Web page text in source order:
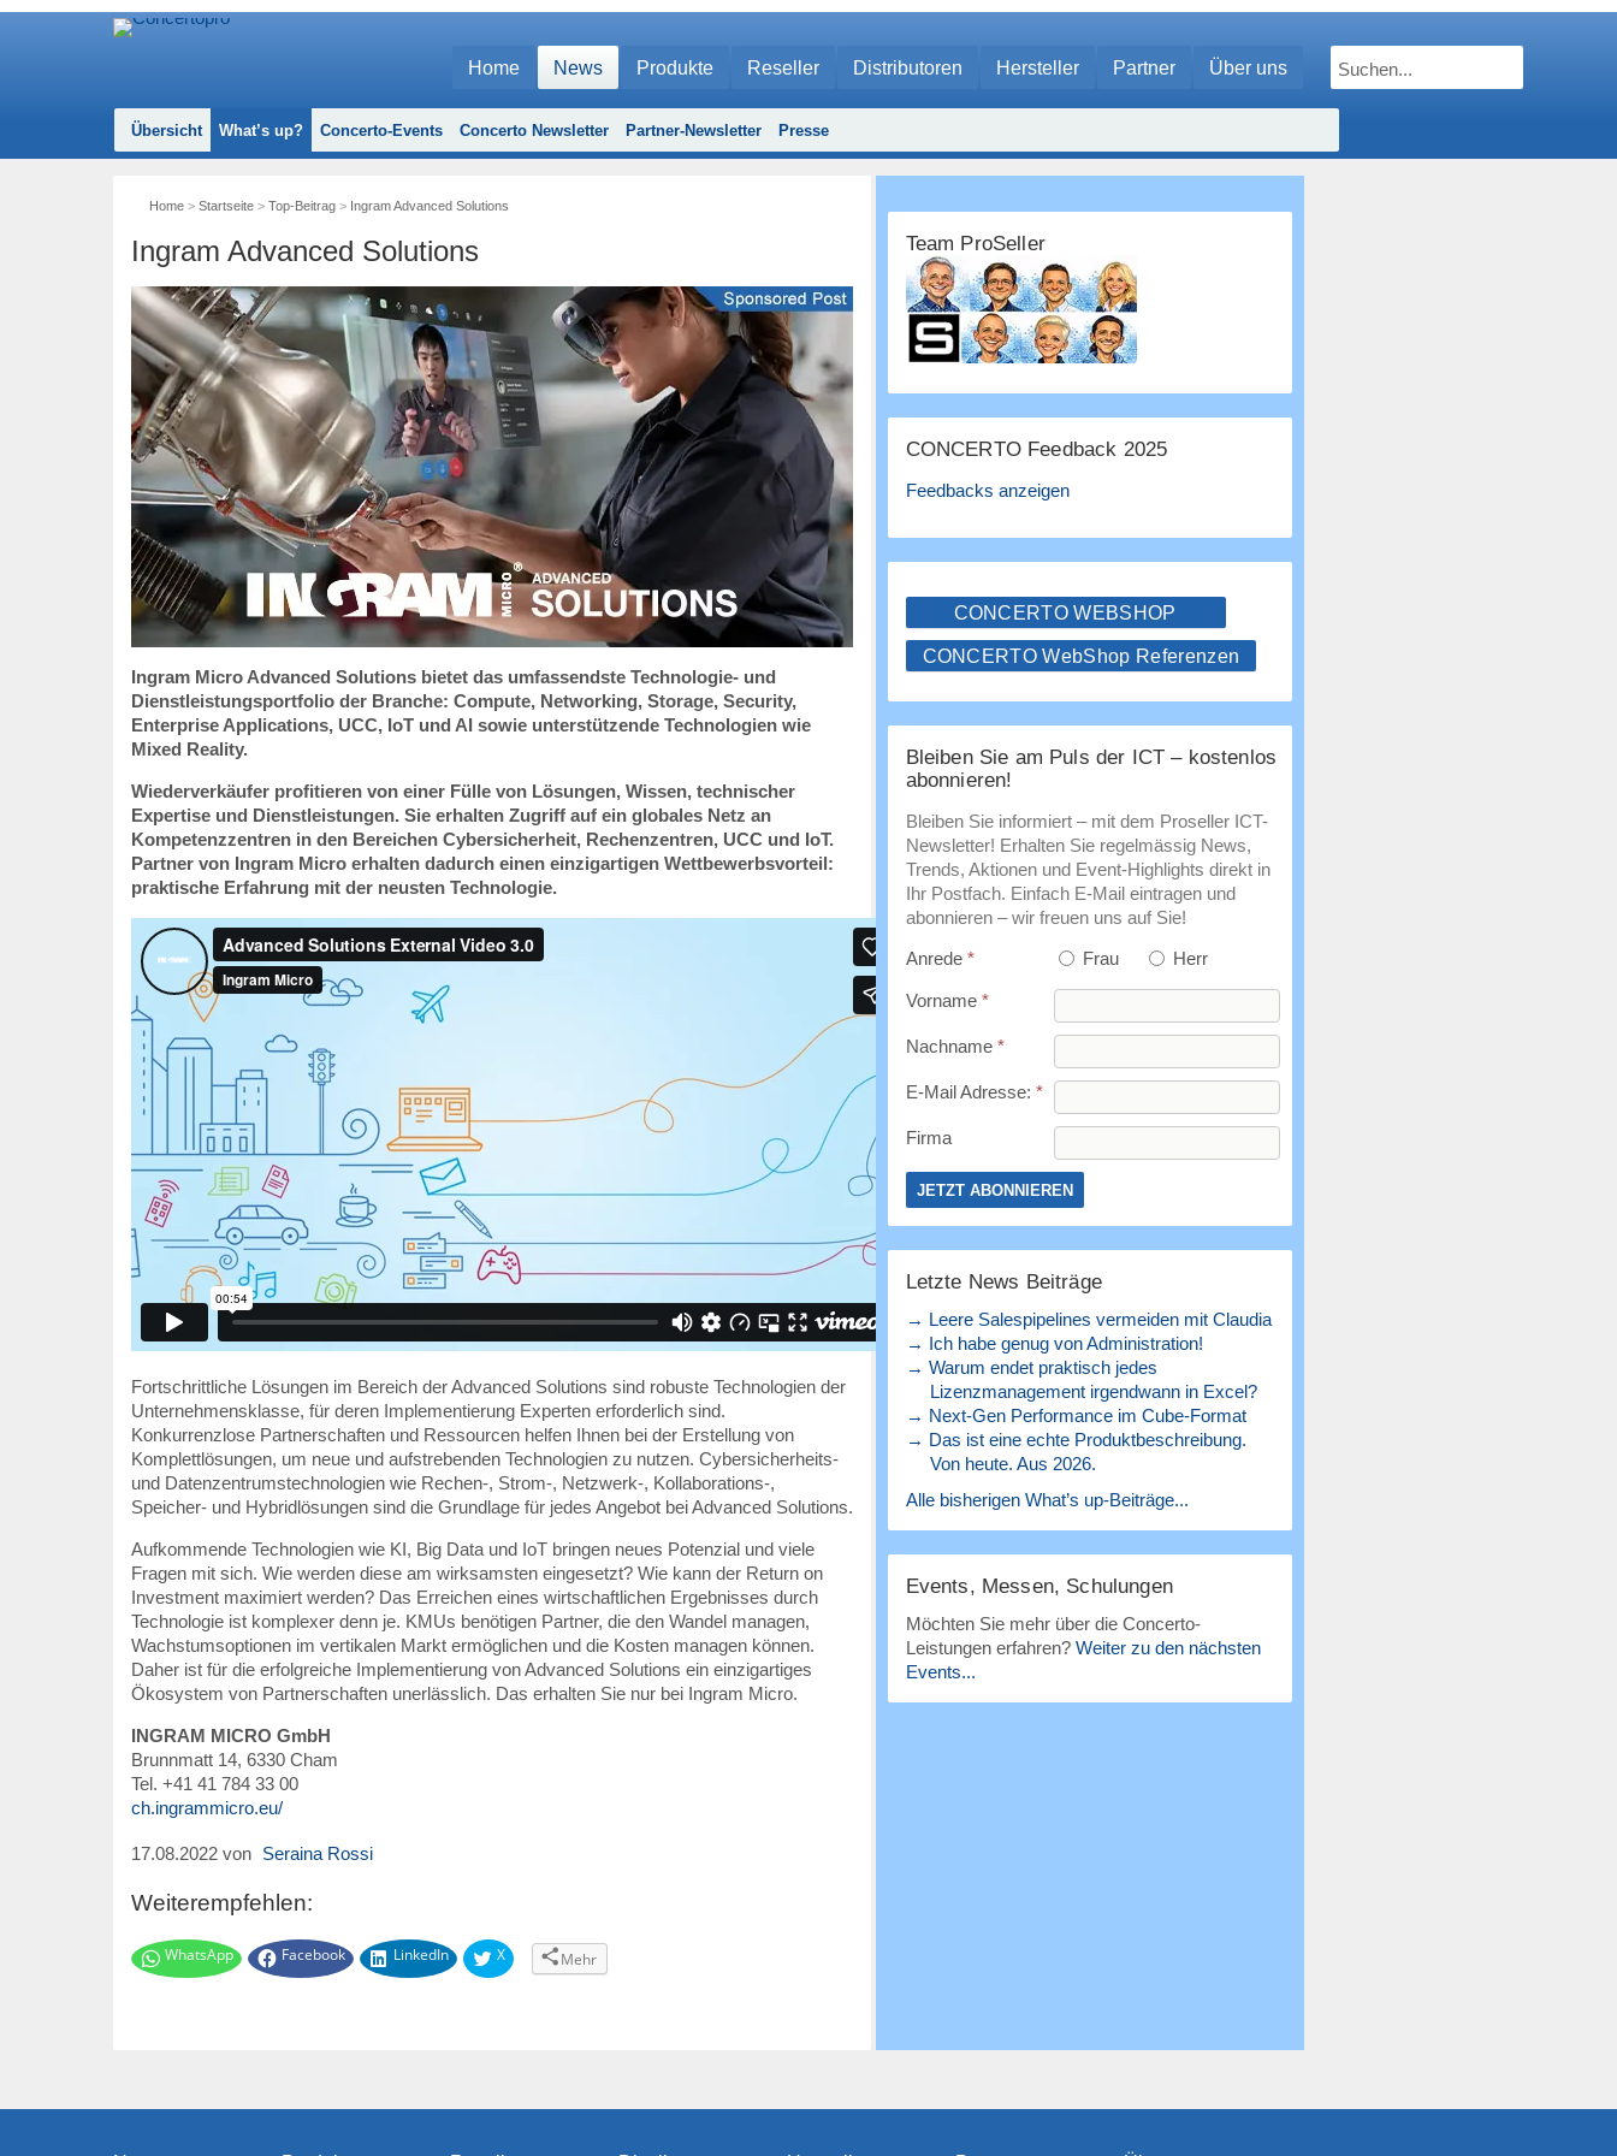
Home News Produkte Reseller Distributoren Hersteller Partner Über uns
Übersicht What’s up? Concerto-Events Concerto Newsletter Partner-Newsletter Presse
Home> Startseite> Top-Beitrag> Ingram Advanced Solutions
Ingram Advanced Solutions
Ingram Micro Advanced Solutions bietet das umfassendste Technologie- und
Dienstleistungsportfolio der Branche: Compute, Networking, Storage, Security,
Enterprise Applications, UCC, IoT und AI sowie unterstützende Technologien wie
Mixed Reality.
Wiederverkäufer profitieren von einer Fülle von Lösungen, Wissen, technischer
Expertise und Dienstleistungen. Sie erhalten Zugriff auf ein globales Netz an
Kompetenzzentren in den Bereichen Cybersicherheit, Rechenzentren, UCC und IoT.
Partner von Ingram Micro erhalten dadurch einen einzigartigen Wettbewerbsvorteil:
praktische Erfahrung mit der neusten Technologie.
Fortschrittliche Lösungen im Bereich der Advanced Solutions sind robuste Technologien der
Unternehmensklasse, für deren Implementierung Experten erforderlich sind.
Konkurrenzlose Partnerschaften und Ressourcen helfen Ihnen bei der Erstellung von
Komplettlösungen, um neue und aufstrebenden Technologien zu nutzen. Cybersicherheits-
und Datenzentrumstechnologien wie Rechen-, Strom-, Netzwerk-, Kollaborations-,
Speicher- und Hybridlösungen sind die Grundlage für jedes Angebot bei Advanced Solutions.
Aufkommende Technologien wie KI, Big Data und IoT bringen neues Potenzial und viele
Fragen mit sich. Wie werden diese am wirksamsten eingesetzt? Wie kann der Return on
Investment maximiert werden? Das Erreichen eines wirtschaftlichen Ergebnisses durch
Technologie ist komplexer denn je. KMUs benötigen Partner, die den Wandel managen,
Wachstumsoptionen im vertikalen Markt ermöglichen und die Kosten managen können.
Daher ist für die erfolgreiche Implementierung von Advanced Solutions ein einzigartiges
Ökosystem von Partnerschaften unerlässlich. Das erhalten Sie nur bei Ingram Micro.
INGRAM MICRO GmbH
Brunnmatt 14, 6330 Cham
Tel. +41 41 784 33 00
ch.ingrammicro.eu/
17.08.2022 von Seraina Rossi
Weiterempfehlen:
WhatsApp Facebook LinkedIn X Mehr
Team ProSeller
CONCERTO Feedback 2025
Feedbacks anzeigen
CONCERTO WEBSHOP
CONCERTO WebShop Referenzen
Bleiben Sie am Puls der ICT – kostenlos
abonnieren!
Bleiben Sie informiert – mit dem Proseller ICT-
Newsletter! Erhalten Sie regelmässig News,
Trends, Aktionen und Event-Highlights direkt in
Ihr Postfach. Einfach E-Mail eintragen und
abonnieren – wir freuen uns auf Sie!
Anrede * Frau Herr
Vorname *
Nachname *
E-Mail Adresse: *
Firma
Letzte News Beiträge
→ Leere Salespipelines vermeiden mit Claudia
→ Ich habe genug von Administration!
→ Warum endet praktisch jedes
Lizenzmanagement irgendwann in Excel?
→ Next-Gen Performance im Cube-Format
→ Das ist eine echte Produktbeschreibung.
Von heute. Aus 2026.
Alle bisherigen What’s up-Beiträge...
Events, Messen, Schulungen
Möchten Sie mehr über die Concerto-
Leistungen erfahren? Weiter zu den nächsten
Events...